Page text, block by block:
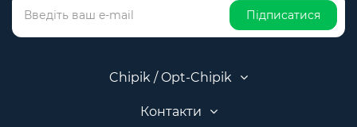
Підписатися
Chipik / Opt-Chipik
Контакти